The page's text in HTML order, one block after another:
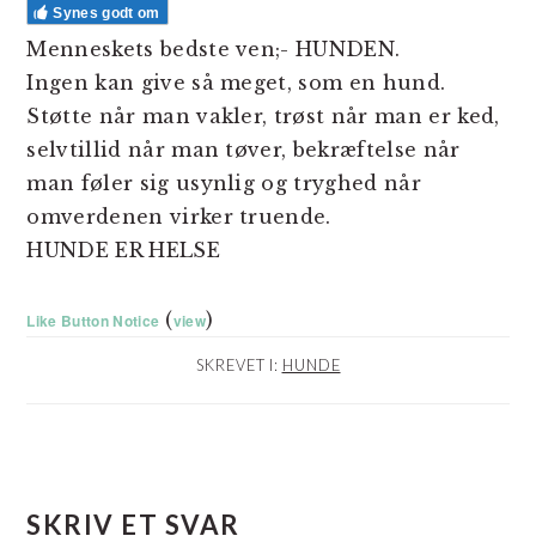
Synes godt om
Menneskets bedste ven;- HUNDEN.
Ingen kan give så meget, som en hund.
Støtte når man vakler, trøst når man er ked,
selvtillid når man tøver, bekræftelse når
man føler sig usynlig og tryghed når
omverdenen virker truende.
HUNDE ER HELSE
Like Button Notice (view)
SKREVET I: HUNDE
SKRIV ET SVAR